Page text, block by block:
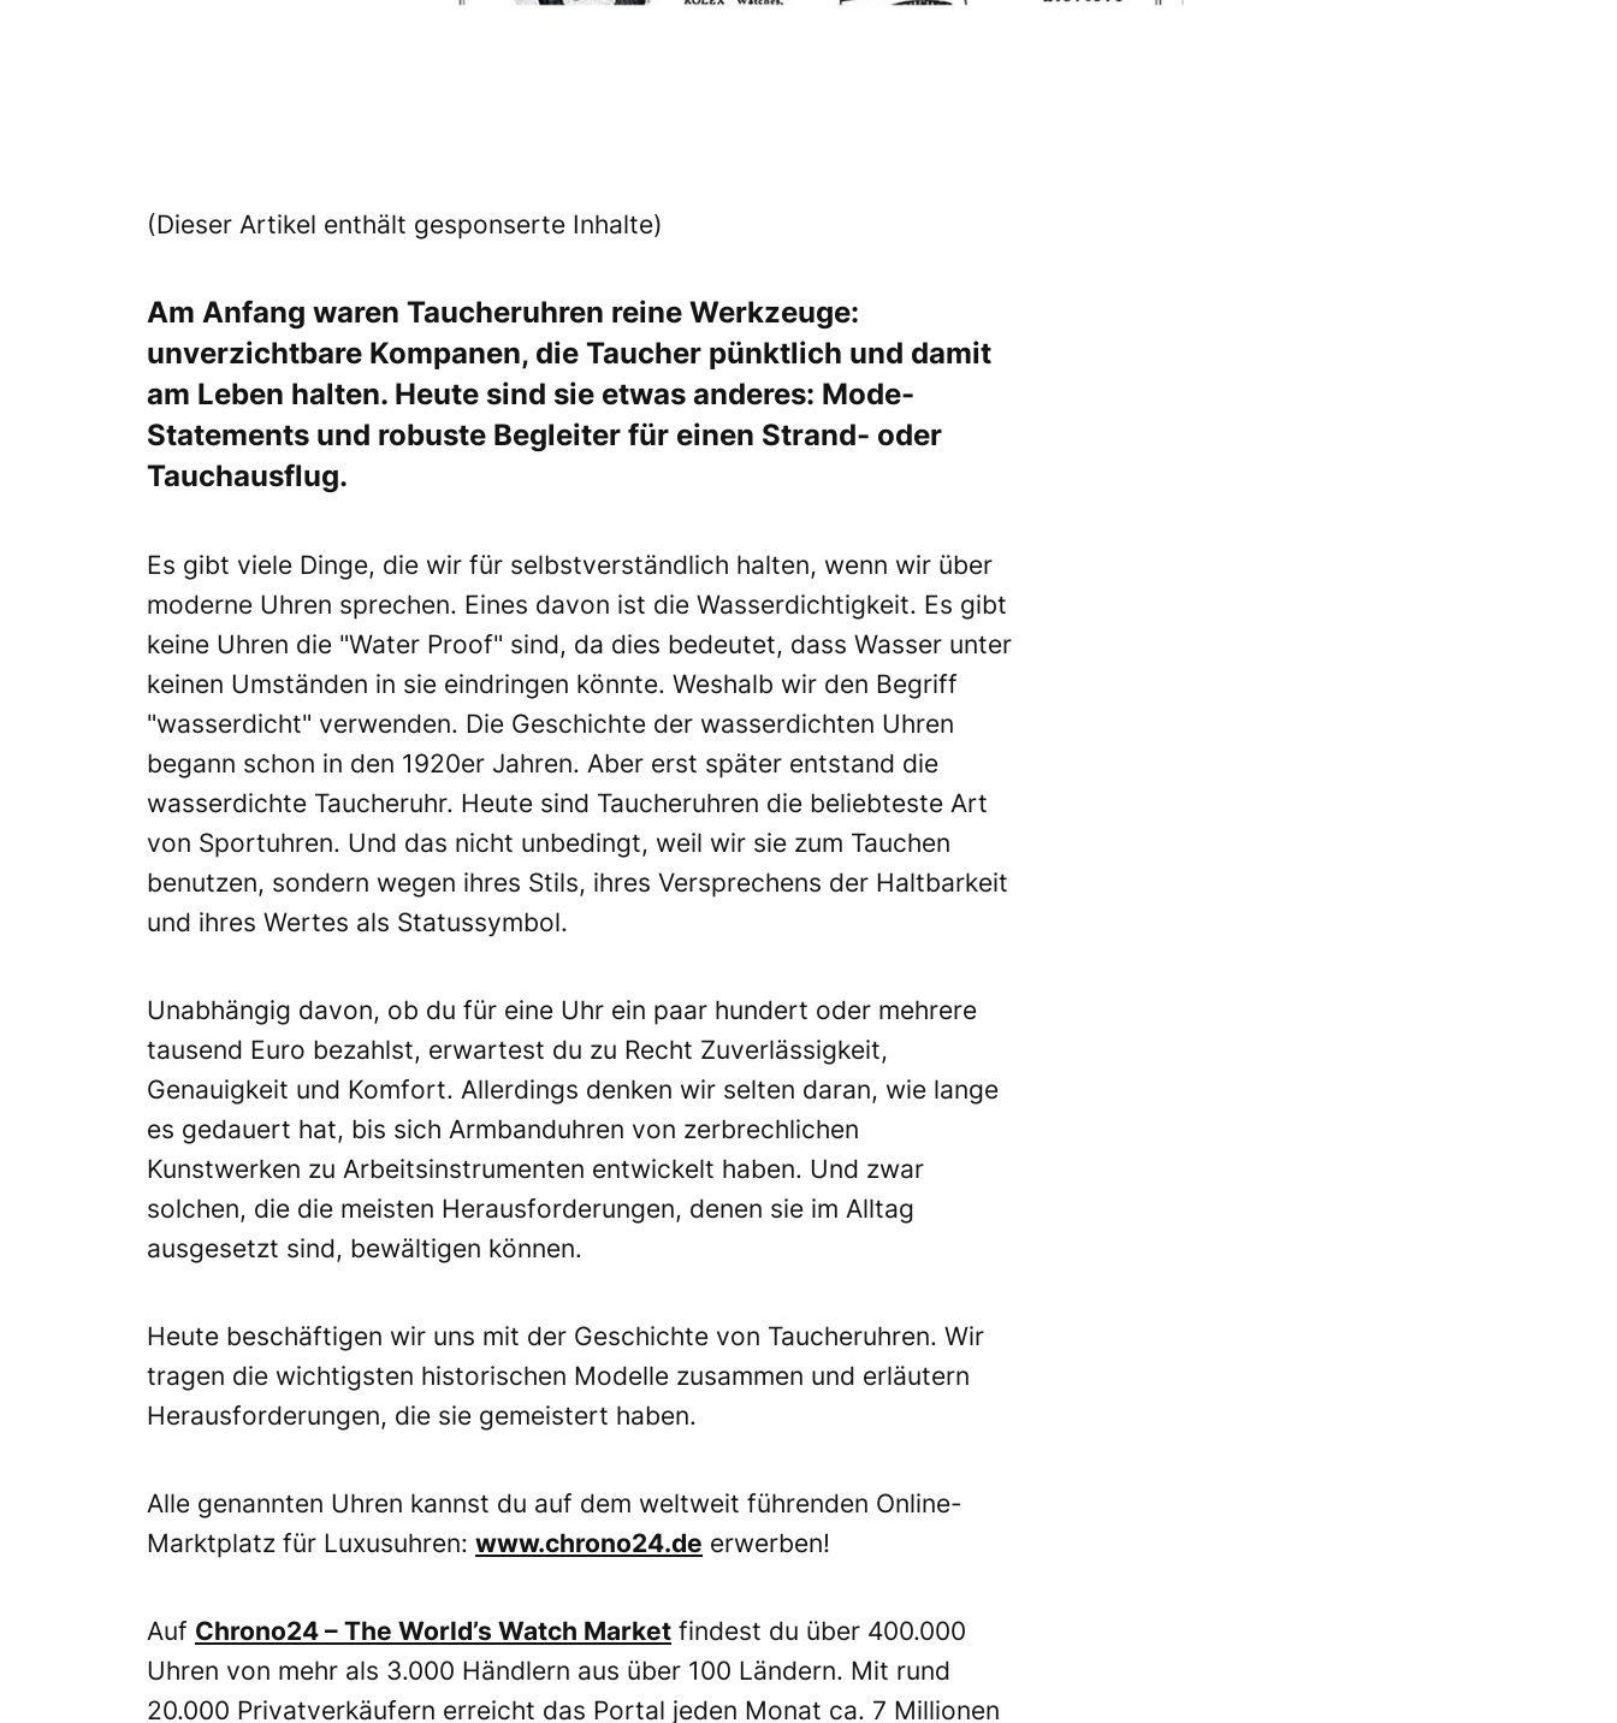
(Dieser Artikel enthält gesponserte Inhalte)
Am Anfang waren Taucheruhren reine Werkzeuge:
unverzichtbare Kompanen, die Taucher pünktlich und damit
am Leben halten. Heute sind sie etwas anderes: Mode-
Statements und robuste Begleiter für einen Strand- oder
Tauchausflug.
Es gibt viele Dinge, die wir für selbstverständlich halten, wenn wir über
moderne Uhren sprechen. Eines davon ist die Wasserdichtigkeit. Es gibt
keine Uhren die "Water Proof" sind, da dies bedeutet, dass Wasser unter
keinen Umständen in sie eindringen könnte. Weshalb wir den Begriff
"wasserdicht" verwenden. Die Geschichte der wasserdichten Uhren
begann schon in den 1920er Jahren. Aber erst später entstand die
wasserdichte Taucheruhr. Heute sind Taucheruhren die beliebteste Art
von Sportuhren. Und das nicht unbedingt, weil wir sie zum Tauchen
benutzen, sondern wegen ihres Stils, ihres Versprechens der Haltbarkeit
und ihres Wertes als Statussymbol.
Unabhängig davon, ob du für eine Uhr ein paar hundert oder mehrere
tausend Euro bezahlst, erwartest du zu Recht Zuverlässigkeit,
Genauigkeit und Komfort. Allerdings denken wir selten daran, wie lange
es gedauert hat, bis sich Armbanduhren von zerbrechlichen
Kunstwerken zu Arbeitsinstrumenten entwickelt haben. Und zwar
solchen, die die meisten Herausforderungen, denen sie im Alltag
ausgesetzt sind, bewältigen können.
Heute beschäftigen wir uns mit der Geschichte von Taucheruhren. Wir
tragen die wichtigsten historischen Modelle zusammen und erläutern
Herausforderungen, die sie gemeistert haben.
Alle genannten Uhren kannst du auf dem weltweit führenden Online-
Marktplatz für Luxusuhren: www.chrono24.de erwerben!
Auf Chrono24 – The World’s Watch Market findest du über 400.000
Uhren von mehr als 3.000 Händlern aus über 100 Ländern. Mit rund
20.000 Privatverkäufern erreicht das Portal jeden Monat ca. 7 Millionen